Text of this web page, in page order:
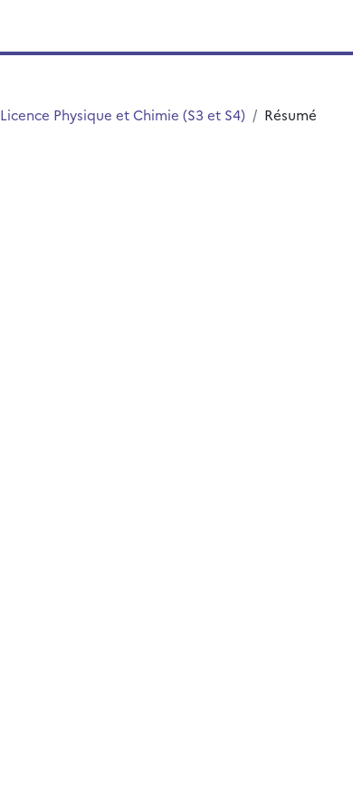
Licence Physique et Chimie (S3 et S4) Résumé